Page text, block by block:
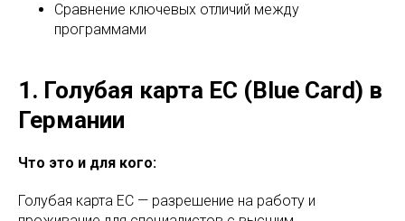
Сравнение ключевых отличий между
программами
1. Голубая карта ЕС (Blue Card) в
Германии
Что это и для кого:
Голубая карта ЕС — разрешение на работу и